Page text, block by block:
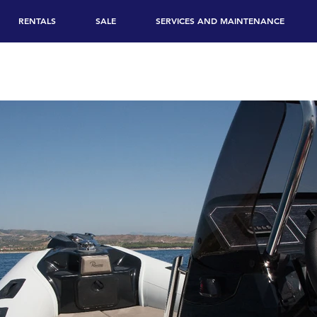
RENTALS SALE SERVICES AND MAINTENANCE